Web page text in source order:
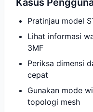
Kasus
Pratinjau model
Lihat informasi
3MF
Periksa dimensi
cepat
Gunakan mode
topologi mesh